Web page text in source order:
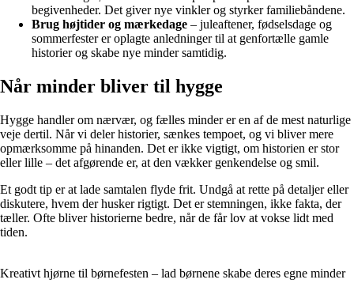
begivenheder. Det giver nye vinkler og styrker familiebåndene.
Brug højtider og mærkedage – juleaftener, fødselsdage og
sommerfester er oplagte anledninger til at genfortælle gamle
historier og skabe nye minder samtidig.
Når minder bliver til hygge
Hygge handler om nærvær, og fælles minder er en af de mest naturlige
veje dertil. Når vi deler historier, sænkes tempoet, og vi bliver mere
opmærksomme på hinanden. Det er ikke vigtigt, om historien er stor
eller lille – det afgørende er, at den vækker genkendelse og smil.
Et godt tip er at lade samtalen flyde frit. Undgå at rette på detaljer eller
diskutere, hvem der husker rigtigt. Det er stemningen, ikke fakta, der
tæller. Ofte bliver historierne bedre, når de får lov at vokse lidt med
tiden.
Kreativt hjørne til børnefesten – lad børnene skabe deres egne minder